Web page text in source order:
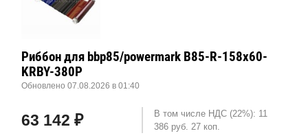
Риббон для bbp85/powermark B85-R-158x60-
KRBY-380P
Обновлено 07.08.2026 в 01:40
63 142 ₽
В том числе НДС (22%): 11
386 руб. 27 коп.